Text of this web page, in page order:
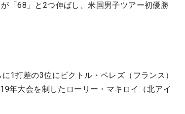
「68」と2つ伸ばし、米国男子ツアー初優勝
1打差の3位にビクトル・ペレズ（フランス）
年大会を制したローリー・マキロイ（北アイ